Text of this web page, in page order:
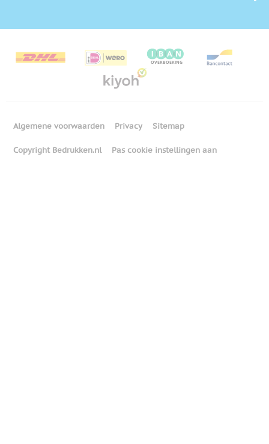
Algemene voorwaarden Privacy Sitemap
Copyright Bedrukken.nl Pas cookie instellingen aan